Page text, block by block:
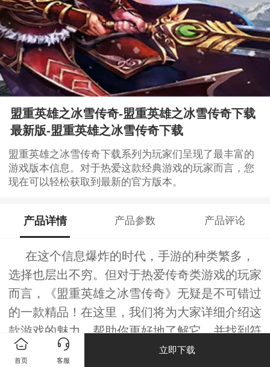
盟重英雄之冰雪传奇-盟重英雄之冰雪传奇下载
最新版-盟重英雄之冰雪传奇下载
盟重英雄之冰雪传奇下载系列为玩家们呈现了最丰富的
游戏版本信息。对于热爱这款经典游戏的玩家而言，您
现在可以轻松获取到最新的官方版本。
产品详情 产品参数 产品评论
在这个信息爆炸的时代，手游的种类繁多，
选择也层出不穷。但对于热爱传奇类游戏的玩家
而言，《盟重英雄之冰雪传奇》无疑是不可错过
的一款精品！在这里，我们将为大家详细介绍这
款游戏的魅力，帮助你更好地了解它，并找到符
合自己兴趣的版本。
首页 客服
立即下载